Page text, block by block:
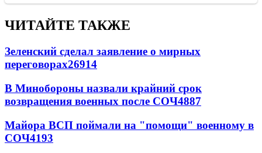
ЧИТАЙТЕ ТАКЖЕ
Зеленский сделал заявление о мирных
переговорах26914
В Минобороны назвали крайний срок
возвращения военных после СОЧ4887
Майора ВСП поймали на "помощи" военному в
СОЧ4193